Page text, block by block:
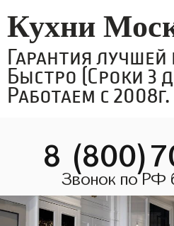
Кухни
Гарантия
Быстро (Сроки 3
Работаем с 2008г.
8
Звонок по РФ